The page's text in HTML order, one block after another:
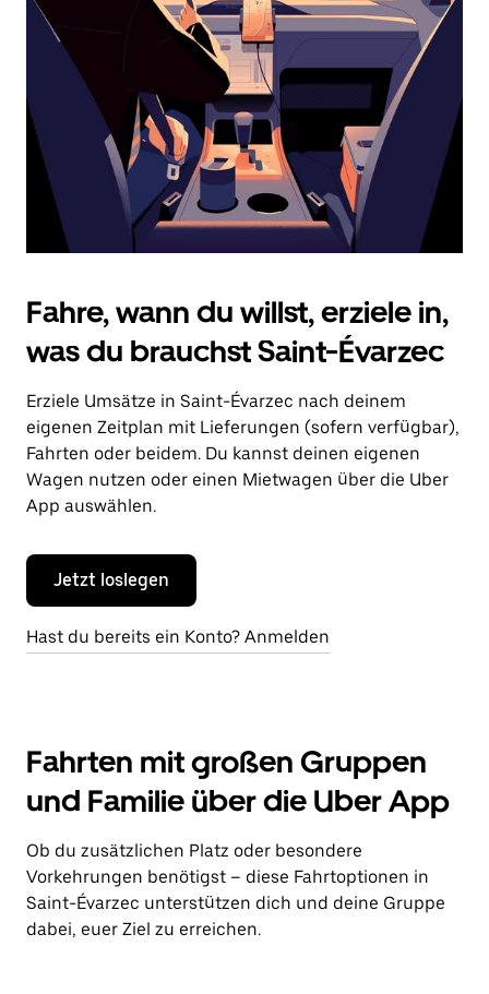
Drücke
die
Escape-
Taste,
den
Kalender
zu
schließen.
Fahre, wann du willst, erziele in,
was du brauchst Saint-Évarzec
Erziele Umsätze in Saint-Évarzec nach deinem
eigenen Zeitplan mit Lieferungen (sofern verfügbar),
Fahrten oder beidem. Du kannst deinen eigenen
Wagen nutzen oder einen Mietwagen über die Uber
App auswählen.
Jetzt loslegen
Hast du bereits ein Konto? Anmelden
Fahrten mit großen Gruppen
und Familie über die Uber App
Ob du zusätzlichen Platz oder besondere
Vorkehrungen benötigst – diese Fahrtoptionen in
Saint-Évarzec unterstützen dich und deine Gruppe
dabei, euer Ziel zu erreichen.